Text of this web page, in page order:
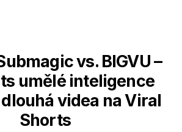
vs. BIGVU –
umělé inteligence
videa na Viral
Shorts